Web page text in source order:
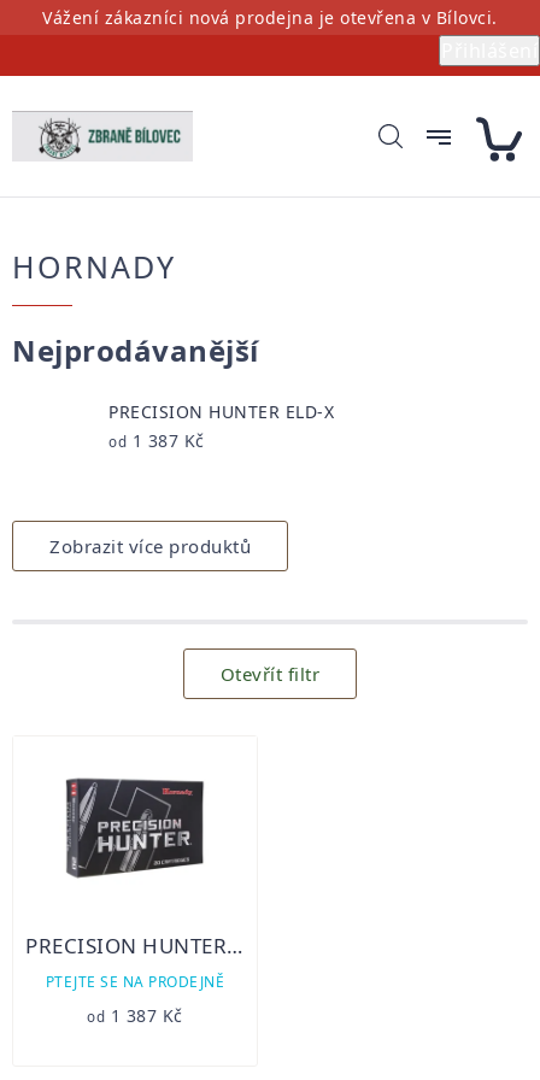
PřejítVážení zákazníci nová prodejna je otevřena v Bílovci.
HORNADY
Nejprodávanější
PRECISION HUNTER ELD-X
od 1 387 Kč
Zobrazit více produktů
Otevřít filtr
PRECISION HUNTER ELD-X
PTEJTE SE NA PRODEJNĚ
od 1 387 Kč